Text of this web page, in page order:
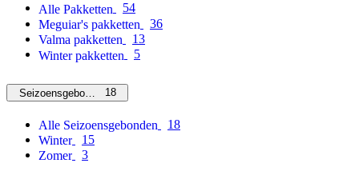
Alle Pakketten
54
Meguiar's pakketten
36
Valma pakketten
13
Winter pakketten
5
Seizoensgebonden18
Alle Seizoensgebonden
18
Winter
15
Zomer
3